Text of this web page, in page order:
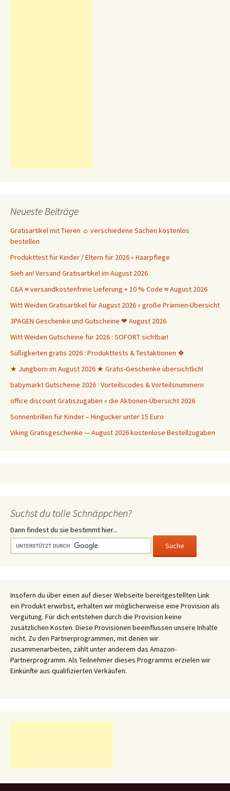
Neueste Beiträge
Gratisartikel mit Tieren ☼ verschiedene Sachen kostenlos
bestellen
Produkttest für Kinder / Eltern für 2026 » Haarpflege
Sieh an! Versand Gratisartikel im August 2026
C&A ≡ versandkostenfreie Lieferung + 10 % Code ≡ August 2026
Witt Weiden Gratisartikel für August 2026 « große Prämien-Übersicht
3PAGEN Geschenke und Gutscheine ❤ August 2026
Witt Weiden Gutscheine für 2026 : SOFORT sichtbar!
Süßigkeiten gratis 2026 : Produkttests & Testaktionen 🍀
★ Jungborn im August 2026 ★ Gratis-Geschenke übersichtlich!
babymarkt Gutscheine 2026 : Vorteilscodes & Vorteilsnummern
office discount Gratiszugaben » die Aktionen-Übersicht 2026
Sonnenbrillen für Kinder – Hingucker unter 15 Euro
Viking Gratisgeschenke — August 2026 kostenlose Bestellzugaben
Suchst du tolle Schnäppchen?
Dann findest du sie bestimmt hier...
Insofern du über einen auf dieser Webseite bereitgestellten Link
ein Produkt erwirbst, erhalten wir möglicherweise eine Provision als
Vergütung. Für dich entstehen durch die Provision keine
zusätzlichen Kosten. Diese Provisionen beeinflussen unsere Inhalte
nicht. Zu den Partnerprogrammen, mit denen wir
zusammenarbeiten, zählt unter anderem das Amazon-
Partnerprogramm. Als Teilnehmer dieses Programms erzielen wir
Einkünfte aus qualifizierten Verkäufen.